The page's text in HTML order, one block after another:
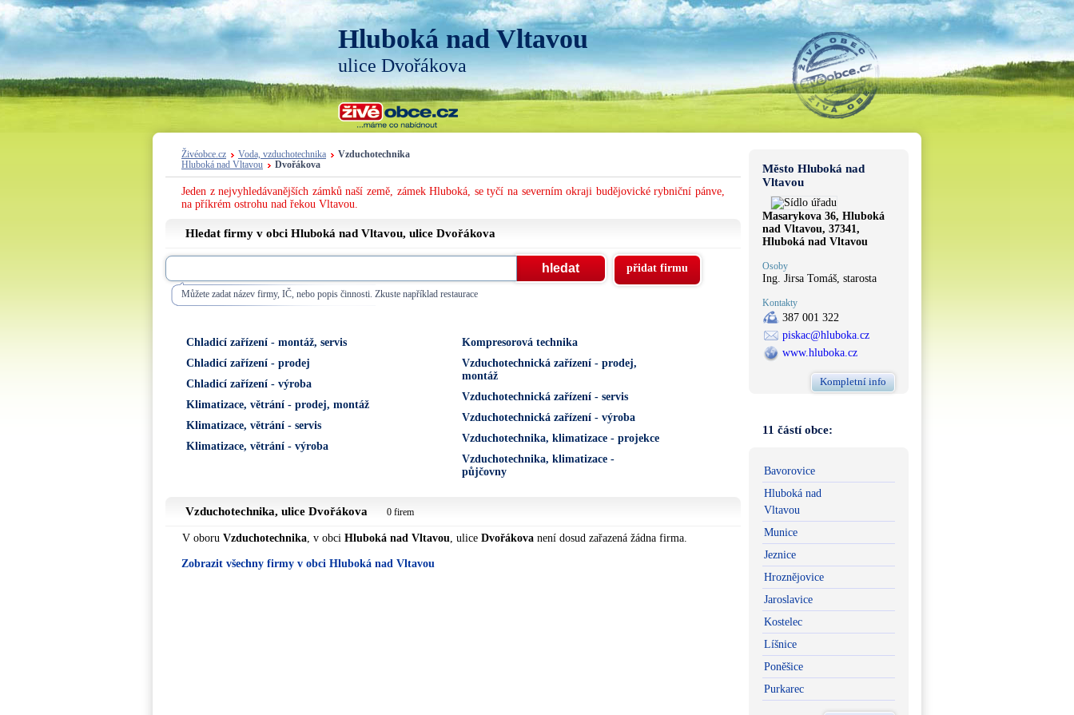
Hluboká nad Vltavou
ulice Dvořákova
Živéobce.cz Voda, vzduchotechnika
Vzduchotechnika
Hluboká nad Vltavou
Dvořákova
Jeden z nejvyhledávanějších zámků naší země, zámek Hluboká, se tyčí na severním okraji budějovické rybniční pánve,
na příkrém ostrohu nad řekou Vltavou.
Hledat firmy v obci Hluboká nad Vltavou, ulice Dvořákova
Můžete zadat název firmy, IČ, nebo popis činnosti. Zkuste například restaurace
přidat firmu
Chladicí zařízení - montáž, servis
Chladicí zařízení - prodej
Chladicí zařízení - výroba
Klimatizace, větrání - prodej, montáž
Klimatizace, větrání - servis
Klimatizace, větrání - výroba
Kompresorová technika
Vzduchotechnická zařízení - prodej,
montáž
Vzduchotechnická zařízení - servis
Vzduchotechnická zařízení - výroba
Vzduchotechnika, klimatizace - projekce
Vzduchotechnika, klimatizace -
půjčovny
Vzduchotechnika, ulice Dvořákova 0 firem
V oboru Vzduchotechnika, v obci Hluboká nad Vltavou, ulice Dvořákova není dosud zařazená žádna firma.
Zobrazit všechny firmy v obci Hluboká nad Vltavou
Město Hluboká nad
Vltavou
Masarykova 36, Hluboká
nad Vltavou, 37341,
Hluboká nad Vltavou
Osoby
Ing. Jirsa Tomáš, starosta
Kontakty
387 001 322
piskac@hluboka.cz
www.hluboka.cz
Kompletní info
11 částí obce:
Bavorovice
Hluboká nad
Vltavou
Munice
Jeznice
Hroznějovice
Jaroslavice
Kostelec
Líšnice
Poněšice
Purkarec